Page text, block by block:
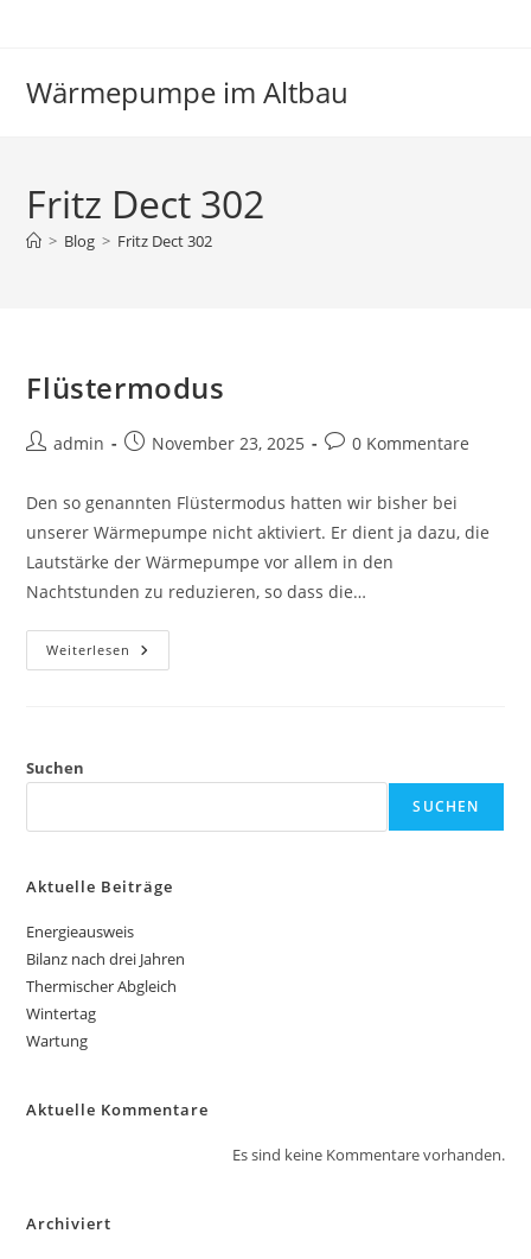
Wärmepumpe im Altbau
Fritz Dect 302
> Blog > Fritz Dect 302
Flüstermodus
Beitrags-
admin
BeitragNovember 23, 2025
Beitrags-
0 Kommentare
Den so genannten Flüstermodus hatten wir bisher bei
unserer Wärmepumpe nicht aktiviert. Er dient ja dazu, die
Lautstärke der Wärmepumpe vor allem in den
Nachtstunden zu reduzieren, so dass die…
Weiterlesen Flüstermodus
Suchen
SUCHEN
Aktuelle Beiträge
Energieausweis
Bilanz nach drei Jahren
Thermischer Abgleich
Wintertag
Wartung
Aktuelle Kommentare
Es sind keine Kommentare vorhanden.
Archiviert